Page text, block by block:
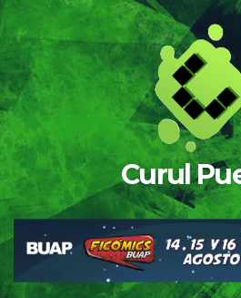
Saltar
al
contenido
Curul